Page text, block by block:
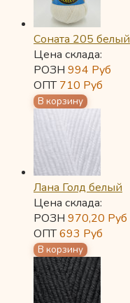
Соната 205 белый
Цена склада:
РОЗН 994 Руб
ОПТ710 Руб
Лана Голд белый
Цена склада:
РОЗН 970,20 Руб
ОПТ693 Руб